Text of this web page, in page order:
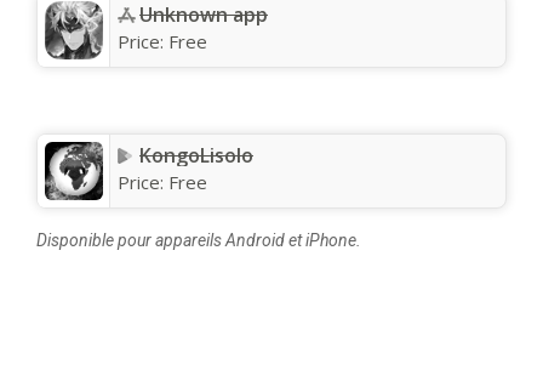
Unknown app
Price: Free
KongoLisolo
Price: Free
Disponible pour appareils Android et iPhone.